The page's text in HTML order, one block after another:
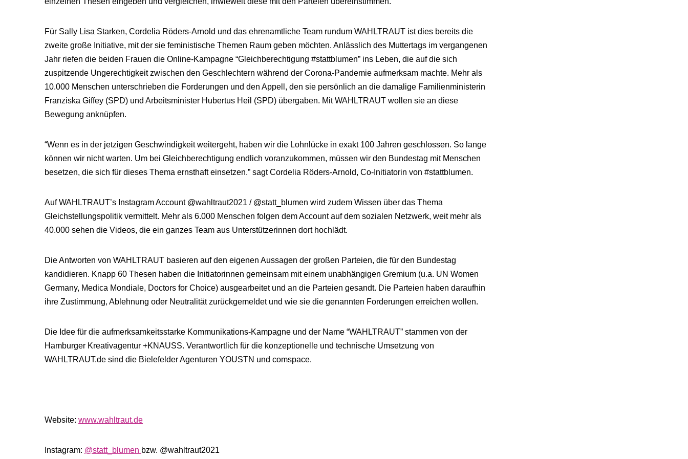
Für Sally Lisa Starken, Cordelia Röders-Arnold und das ehrenamtliche Team rundum WAHLTRAUT ist dies bereits die
zweite große Initiative, mit der sie feministische Themen Raum geben möchten. Anlässlich des Muttertags im vergangenen
Jahr riefen die beiden Frauen die Online-Kampagne “Gleichberechtigung #stattblumen” ins Leben, die auf die sich
zuspitzende Ungerechtigkeit zwischen den Geschlechtern während der Corona-Pandemie aufmerksam machte. Mehr als
10.000 Menschen unterschrieben die Forderungen und den Appell, den sie persönlich an die damalige Familienministerin
Franziska Giffey (SPD) und Arbeitsminister Hubertus Heil (SPD) übergaben. Mit WAHLTRAUT wollen sie an diese
Bewegung anknüpfen.
“Wenn es in der jetzigen Geschwindigkeit weitergeht, haben wir die Lohnlücke in exakt 100 Jahren geschlossen. So lange
können wir nicht warten. Um bei Gleichberechtigung endlich voranzukommen, müssen wir den Bundestag mit Menschen
besetzen, die sich für dieses Thema ernsthaft einsetzen.” sagt Cordelia Röders-Arnold, Co-Initiatorin von #stattblumen.
Auf WAHLTRAUT’s Instagram Account @wahltraut2021 / @statt_blumen wird zudem Wissen über das Thema
Gleichstellungspolitik vermittelt. Mehr als 6.000 Menschen folgen dem Account auf dem sozialen Netzwerk, weit mehr als
40.000 sehen die Videos, die ein ganzes Team aus Unterstützerinnen dort hochlädt.
Die Antworten von WAHLTRAUT basieren auf den eigenen Aussagen der großen Parteien, die für den Bundestag
kandidieren. Knapp 60 Thesen haben die Initiatorinnen gemeinsam mit einem unabhängigen Gremium (u.a. UN Women
Germany, Medica Mondiale, Doctors for Choice) ausgearbeitet und an die Parteien gesandt. Die Parteien haben daraufhin
ihre Zustimmung, Ablehnung oder Neutralität zurückgemeldet und wie sie die genannten Forderungen erreichen wollen.
Die Idee für die aufmerksamkeitsstarke Kommunikations-Kampagne und der Name “WAHLTRAUT” stammen von der
Hamburger Kreativagentur +KNAUSS. Verantwortlich für die konzeptionelle und technische Umsetzung von
WAHLTRAUT.de sind die Bielefelder Agenturen YOUSTN und comspace.
Website: www.wahltraut.de
Instagram: @statt_blumen bzw. @wahltraut2021